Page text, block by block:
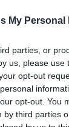
My Personal
parties, or
us, please use
opt-out
opt-out. You
third parties
de
solución
Óscar para